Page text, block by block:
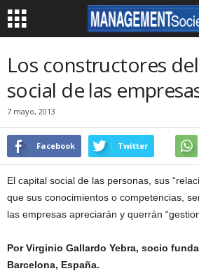
Los constructores
social de las
7 mayo, 2013
Facebook Twitter
El capital social de las personas, sus
que sus conocimientos o competencias,
las empresas apreciarán y querrán
Por Virginio Gallardo Yebra, socio
Barcelona, España.